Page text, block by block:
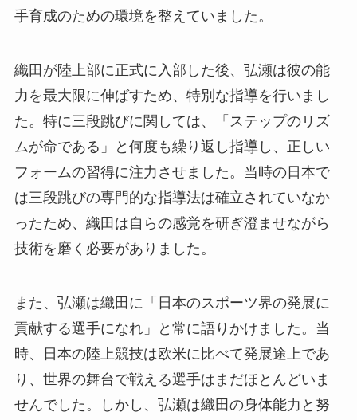
手育成のための環境を整えていました。
織田が陸上部に正式に入部した後、弘瀬は彼の能
力を最大限に伸ばすため、特別な指導を行いまし
た。特に三段跳びに関しては、「ステップのリズ
ムが命である」と何度も繰り返し指導し、正しい
フォームの習得に注力させました。当時の日本で
は三段跳びの専門的な指導法は確立されていなか
ったため、織田は自らの感覚を研ぎ澄ませながら
技術を磨く必要がありました。
また、弘瀬は織田に「日本のスポーツ界の発展に
貢献する選手になれ」と常に語りかけました。当
時、日本の陸上競技は欧米に比べて発展途上であ
り、世界の舞台で戦える選手はまだほとんどいま
せんでした。しかし、弘瀬は織田の身体能力と努